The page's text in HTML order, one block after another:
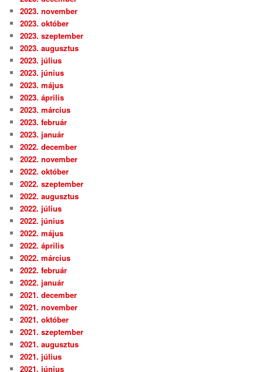
2023. november
2023. október
2023. szeptember
2023. augusztus
2023. július
2023. június
2023. május
2023. április
2023. március
2023. február
2023. január
2022. december
2022. november
2022. október
2022. szeptember
2022. augusztus
2022. július
2022. június
2022. május
2022. április
2022. március
2022. február
2022. január
2021. december
2021. november
2021. október
2021. szeptember
2021. augusztus
2021. július
2021. június